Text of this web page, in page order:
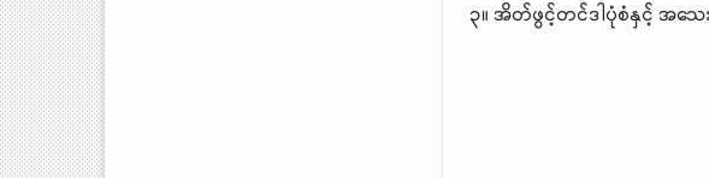
၃။ အိတ်ဖွင့်တင်ဒါပုံစံနှင့် အသ